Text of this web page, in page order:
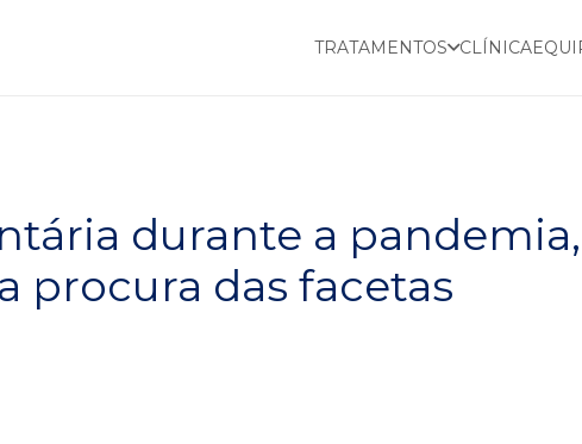
TRATAMENTOS CLÍNICA
durante a pandemia,
procura das facetas